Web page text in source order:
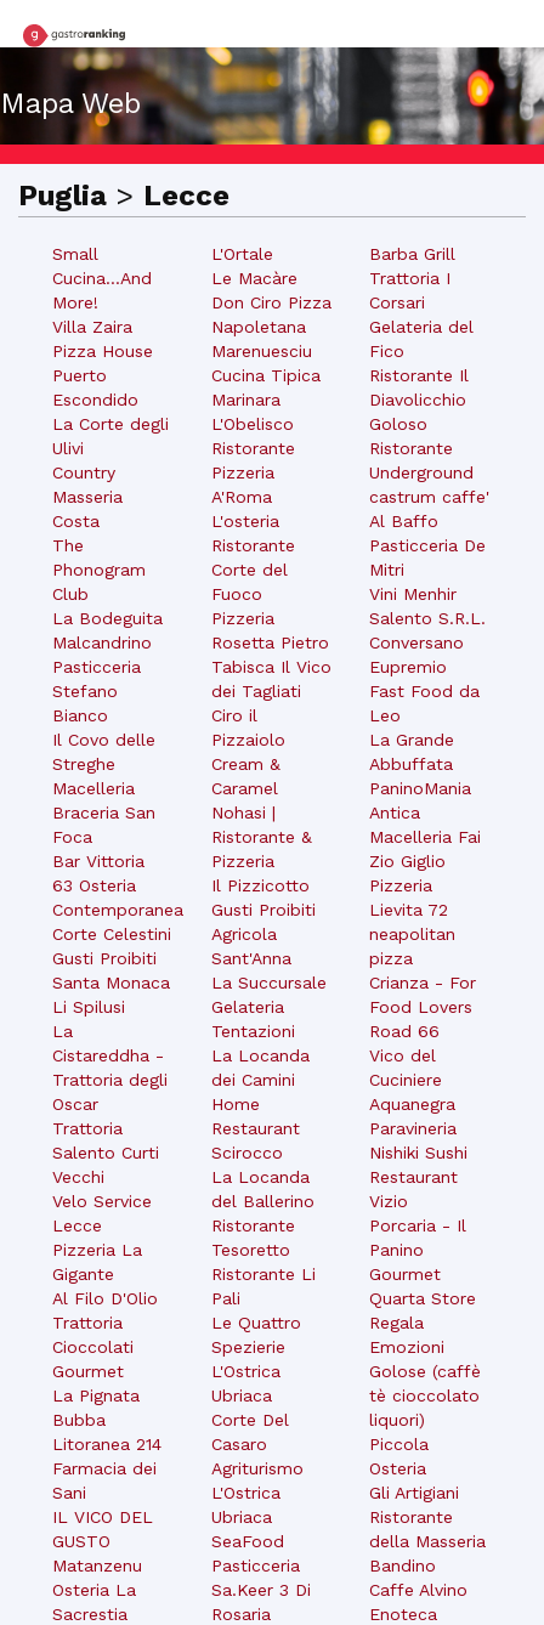
Mapa Web
Puglia > Lecce
Small
Cucina...And
More!
Villa Zaira
Pizza House
Puerto
Escondido
La Corte degli
Ulivi
Country
Masseria
Costa
The
Phonogram
Club
La Bodeguita
Malcandrino
Pasticceria
Stefano
Bianco
Il Covo delle
Streghe
Macelleria
Braceria San
Foca
Bar Vittoria
63 Osteria
Contemporanea
Corte Celestini
Gusti Proibiti
Santa Monaca
Li Spilusi
La
Cistareddha -
Trattoria degli
Oscar
Trattoria
Salento Curti
Vecchi
Velo Service
Lecce
Pizzeria La
Gigante
Al Filo D'Olio
Trattoria
Cioccolati
Gourmet
La Pignata
Bubba
Litoranea 214
Farmacia dei
Sani
IL VICO DEL
GUSTO
Matanzenu
Osteria La
Sacrestia
L'Ortale
Le Macàre
Don Ciro Pizza
Napoletana
Marenuesciu
Cucina Tipica
Marinara
L'Obelisco
Ristorante
Pizzeria
A'Roma
L'osteria
Ristorante
Corte del
Fuoco
Pizzeria
Rosetta Pietro
Tabisca Il Vico
dei Tagliati
Ciro il
Pizzaiolo
Cream &
Caramel
Nohasi |
Ristorante &
Pizzeria
Il Pizzicotto
Gusti Proibiti
Agricola
Sant'Anna
La Succursale
Gelateria
Tentazioni
La Locanda
dei Camini
Home
Restaurant
Scirocco
La Locanda
del Ballerino
Ristorante
Tesoretto
Ristorante Li
Pali
Le Quattro
Spezierie
L'Ostrica
Ubriaca
Corte Del
Casaro
Agriturismo
L'Ostrica
Ubriaca
SeaFood
Pasticceria
Sa.Keer 3 Di
Rosaria
Barba Grill
Trattoria I
Corsari
Gelateria del
Fico
Ristorante Il
Diavolicchio
Goloso
Ristorante
Underground
castrum caffe'
Al Baffo
Pasticceria De
Mitri
Vini Menhir
Salento S.R.L.
Conversano
Eupremio
Fast Food da
Leo
La Grande
Abbuffata
PaninoMania
Antica
Macelleria Fai
Zio Giglio
Pizzeria
Lievita 72
neapolitan
pizza
Crianza - For
Food Lovers
Road 66
Vico del
Cuciniere
Aquanegra
Paravineria
Nishiki Sushi
Restaurant
Vizio
Porcaria - Il
Panino
Gourmet
Quarta Store
Regala
Emozioni
Golose (caffè
tè cioccolato
liquori)
Piccola
Osteria
Gli Artigiani
Ristorante
della Masseria
Bandino
Caffe Alvino
Enoteca